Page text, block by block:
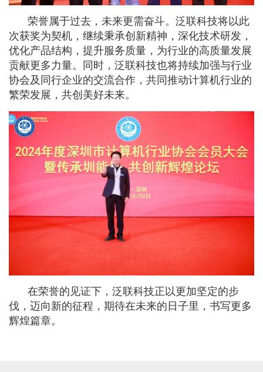
荣誉属于过去，未来更需奋斗。泛联科技将以此
次获奖为契机，继续秉承创新精神，深化技术研发，
优化产品结构，提升服务质量，为行业的高质量发展
贡献更多力量。同时，泛联科技也将持续加强与行业
协会及同行企业的交流合作，共同推动计算机行业的
繁荣发展，共创美好未来。
在荣誉的见证下，泛联科技正以更加坚定的步
伐，迈向新的征程，期待在未来的日子里，书写更多
辉煌篇章。